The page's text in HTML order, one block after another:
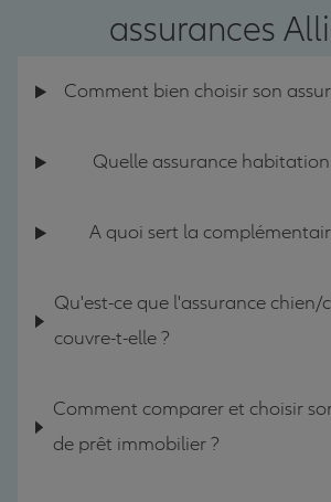
assurances
Comment bien choisir son
Quelle assurance
A quoi sert la
Qu'est-ce que l'assurance chien/
couvre-t-elle ?
Comment comparer et choisir
de prêt immobilier ?